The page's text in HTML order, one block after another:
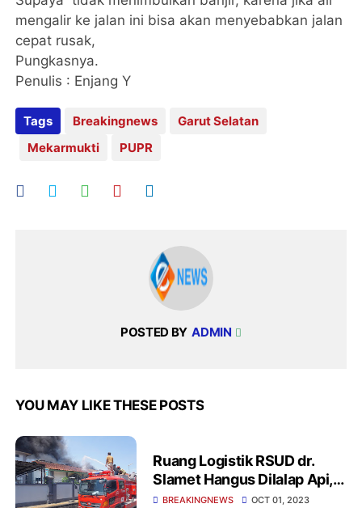
mengalir ke jalan ini bisa akan menyebabkan jalan
cepat rusak,
Pungkasnya.
Penulis : Enjang Y
Tags Breakingnews
Garut Selatan
Mekarmukti
PUPR
POSTED BY ADMIN
YOU MAY LIKE THESE POSTS
Ruang Logistik RSUD dr.
Slamet Hangus Dilalap Api,
Penyebab Kebakaran Masih
BREAKINGNEWS OCT 01, 2023